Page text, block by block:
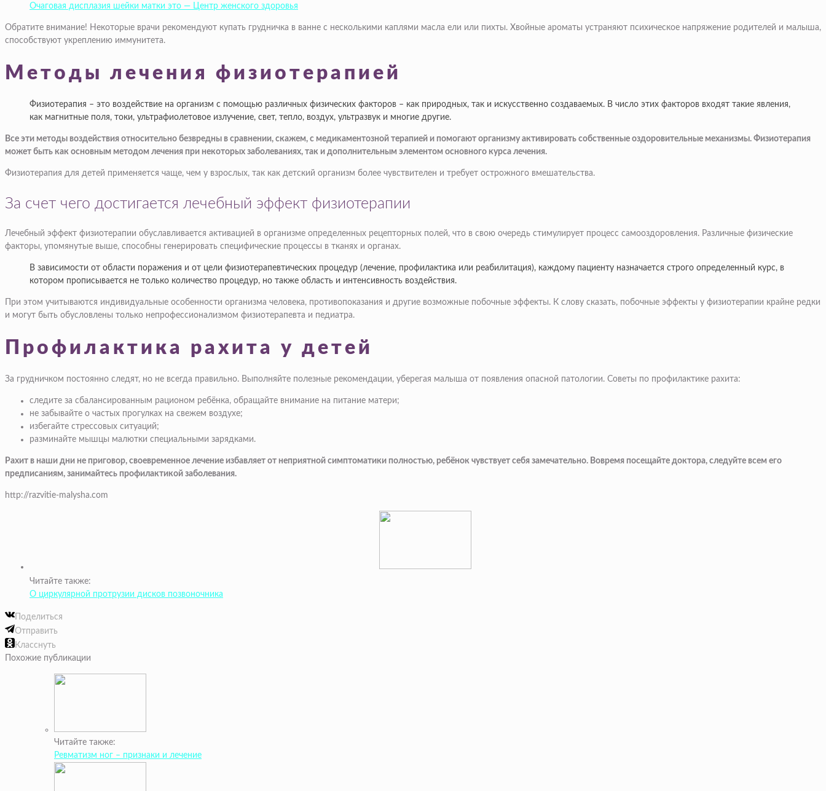
Очаговая дисплазия шейки матки это — Центр женского здоровья
Обратите внимание! Некоторые врачи рекомендуют купать грудничка в ванне с несколькими каплями масла ели или пихты. Хвойные ароматы устраняют психическое напряжение родителей и малыша,
способствуют укреплению иммунитета.
Методы лечения физиотерапией
Физиотерапия – это воздействие на организм с помощью различных физических факторов – как природных, так и искусственно создаваемых. В число этих факторов входят такие явления,
как магнитные поля, токи, ультрафиолетовое излучение, свет, тепло, воздух, ультразвук и многие другие.
Все эти методы воздействия относительно безвредны в сравнении, скажем, с медикаментозной терапией и помогают организму активировать собственные оздоровительные механизмы. Физиотерапия
может быть как основным методом лечения при некоторых заболеваниях, так и дополнительным элементом основного курса лечения.
Физиотерапия для детей применяется чаще, чем у взрослых, так как детский организм более чувствителен и требует острожного вмешательства.
За счет чего достигается лечебный эффект физиотерапии
Лечебный эффект физиотерапии обуславливается активацией в организме определенных рецепторных полей, что в свою очередь стимулирует процесс самооздоровления. Различные физические
факторы, упомянутые выше, способны генерировать специфические процессы в тканях и органах.
В зависимости от области поражения и от цели физиотерапевтических процедур (лечение, профилактика или реабилитация), каждому пациенту назначается строго определенный курс, в
котором прописывается не только количество процедур, но также область и интенсивность воздействия.
При этом учитываются индивидуальные особенности организма человека, противопоказания и другие возможные побочные эффекты. К слову сказать, побочные эффекты у физиотерапии крайне редки
и могут быть обусловлены только непрофессионализмом физиотерапевта и педиатра.
Профилактика рахита у детей
За грудничком постоянно следят, но не всегда правильно. Выполняйте полезные рекомендации, уберегая малыша от появления опасной патологии. Советы по профилактике рахита:
следите за сбалансированным рационом ребёнка, обращайте внимание на питание матери;
не забывайте о частых прогулках на свежем воздухе;
избегайте стрессовых ситуаций;
разминайте мышцы малютки специальными зарядками.
Рахит в наши дни не приговор, своевременное лечение избавляет от неприятной симптоматики полностью, ребёнок чувствует себя замечательно. Вовремя посещайте доктора, следуйте всем его
предписаниям, занимайтесь профилактикой заболевания.
http://razvitie-malysha.com
Читайте также:
О циркулярной протрузии дисков позвоночника
Поделиться
Отправить
Класснуть
Похожие публикации
Читайте также:
Ревматизм ног – признаки и лечение